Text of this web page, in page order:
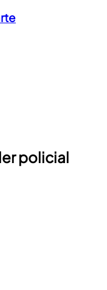
policial